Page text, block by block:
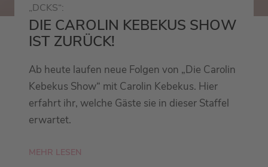
„DCKS“:
DIE CAROLIN KEBEKUS SHOW
IST ZURÜCK!
Ab heute laufen neue Folgen von „Die Carolin
Kebekus Show“ mit Carolin Kebekus. Hier
erfahrt ihr, welche Gäste sie in dieser Staffel
erwartet.
MEHR LESEN